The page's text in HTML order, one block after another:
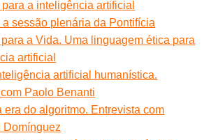
a inteligência artificial
a sessão plenária da Pontifícia
a Vida. Uma linguagem ética para
artificial
artificial humanística.
Paolo Benanti
era do algoritmo. Entrevista com
Domínguez